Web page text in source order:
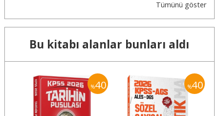
Tümünü göster
Bu kitabı alanlar bunları aldı
%40 %40